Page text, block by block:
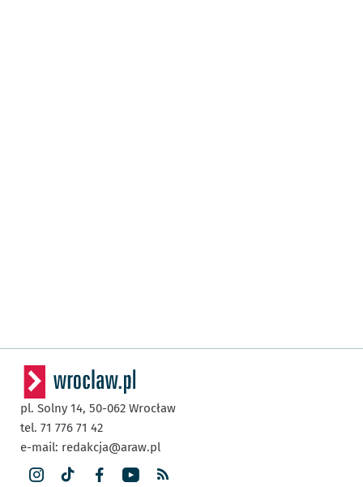
pl. Solny 14, 50-062 Wrocław
tel. 71 776 71 42
e-mail: redakcja@araw.pl